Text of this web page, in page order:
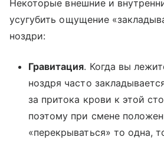
Некоторые внешние и
усугубить ощущение
ноздри:
Гравитация. Когда вы
ноздря часто
за притока крови к этой
поэтому при смене
«перекрываться» то одна,